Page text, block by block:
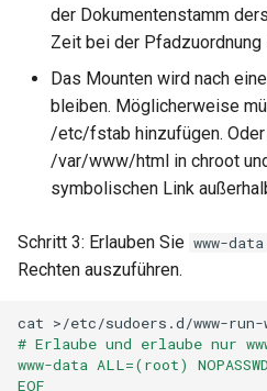
der Dokumentenstamm
Zeit bei der Pfadzuordnung
Das Mounten wird nach
bleiben. Möglicherweise
/etc/fstab hinzufügen.
/var/www/html in chroot
symbolischen Link
Schritt 3: Erlauben Sie www-data
Rechten auszuführen.
cat >/etc/sudoers.d/www-
# Erlaube und erlaube nur
www-data ALL=(root)
EOF